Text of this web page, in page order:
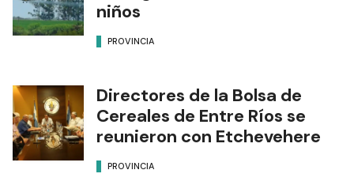
niños
PROVINCIA
Directores de la Bolsa de
Cereales de Entre Ríos se
reunieron con Etchevehere
PROVINCIA